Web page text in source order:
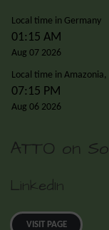
Local time in Germany
01:15 AM
Aug 07 2026
Local time in Amazonia,
07:15 PM
Aug 06 2026
ATTO on
LinkedIn
VISIT PAGE